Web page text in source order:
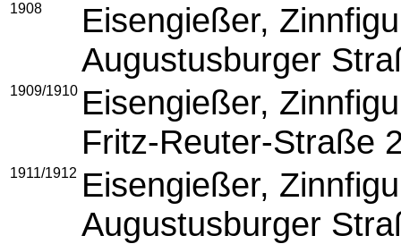
1908
Eisengießer,
Augustusburger
1909/1910 Eisengießer,
Fritz-Reuter-Straße
1911/1912 Eisengießer,
Augustusburger